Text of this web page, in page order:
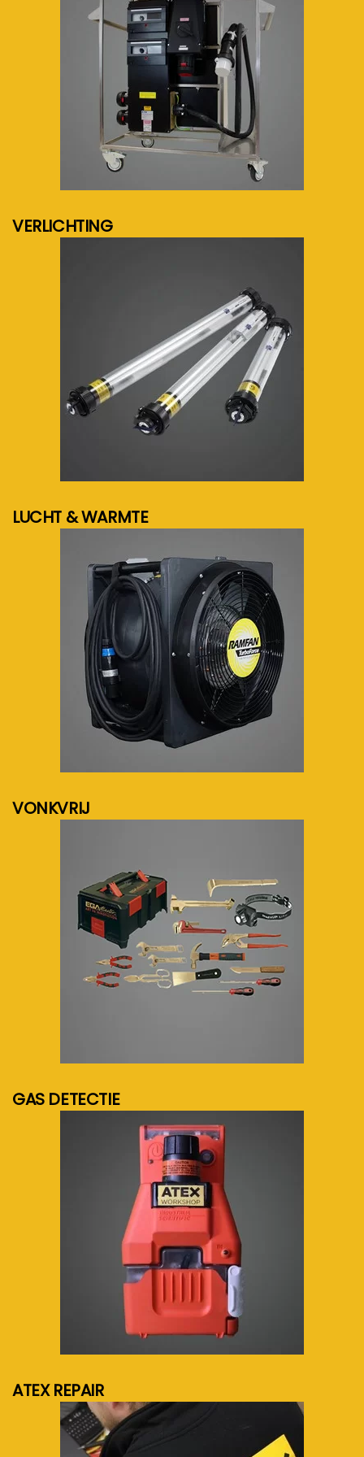
VERLICHTING
LUCHT & WARMTE
VONKVRIJ
GAS DETECTIE
meer info...
ATEX REPAIR